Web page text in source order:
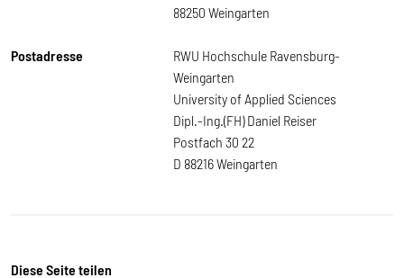
88250 Weingarten
Postadresse
RWU Hochschule Ravensburg-
Weingarten
University of Applied Sciences
Dipl.-Ing.(FH) Daniel Reiser
Postfach 30 22
D 88216 Weingarten
Diese Seite teilen